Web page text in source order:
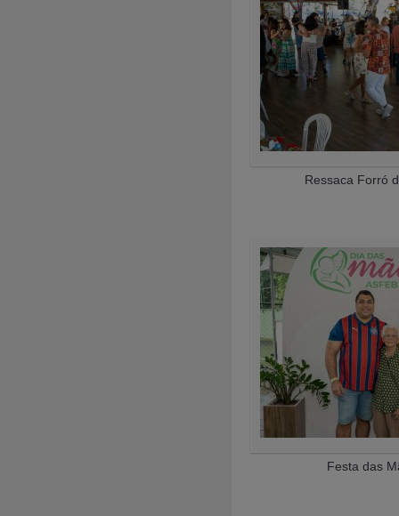
Ressaca Forró
Festa das